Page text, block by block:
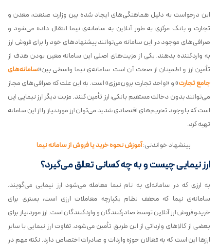
این درخواست به دلیل هماهنگی‌های ایجاد شده بین وزارت صنعت، معدن و
تجارت و بانک مرکزی به طور آنلاین به سامانه‌ی نیما انتقال داده می‌شود و
صرافی‌های موجود در این سامانه می‌توانند پیشنهادهای خود را برای فروش ارز
به واردکننده بدهند. یکی از مزیت‌‌های اصلی این سامانه معین بودن هدف از
تأمین ارز و اطمینان از صحت آن است. سامانه‌ی نیما واسطی بین«سامانه‌های
جامع تجارت» و «واحد تجارت برون‌مرزی» است. به‌ این ‌علت که صرافی‌های مجاز
می‌توانند بدون دخالت مستقیم بانکی، ارز تأمین کنند. مزیت دیگر ارز نیمایی این
است که با وجود تحریم‌های اقتصادی شدید می‌توان ارز موردنیاز را از این سامانه
تهیه کرد.
پینشهاد خواندنی:آموزش نحوه خرید یا فروش از سامانه نیما
ارز نیمایی چیست و به چه کسانی تعلق می‌گیرد؟
به ارزی که در سامانه‌ای به نام نیما معامله می‌شود ارز نیمایی می‌گویند.
سامانه‌ی نیما که مخفف نظام یکپارچه معاملات ارزی است، بستری برای
خریدوفروش ارز آنلاین توسط صادرکنندگان و واردکنندگان است. ارز موردنیاز برای
بعضی از کالاهای وارداتی از این طریق تأمین می‌شود. تفاوت ارز نیمایی با سایر
ارزها این است که به فعالان حوزه واردات و صادرات اختصاص دارد. نکته مهم در